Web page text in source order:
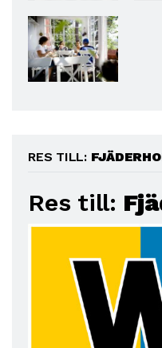
RES TILL:
Res till: